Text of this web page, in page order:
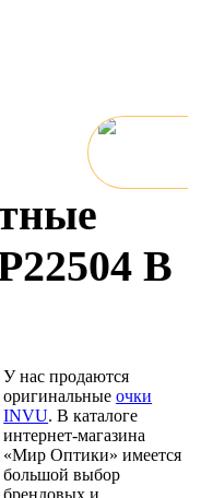
B
У нас продаются
оригинальныеочки
INVU. В каталоге
интернет-магазина
«Мир Оптики» имеется
большой выбор